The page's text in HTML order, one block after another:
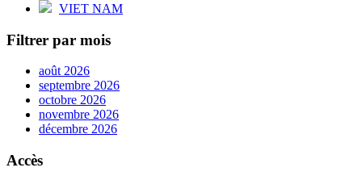
VIET NAM
Filtrer par mois
août 2026
septembre 2026
octobre 2026
novembre 2026
décembre 2026
Accès